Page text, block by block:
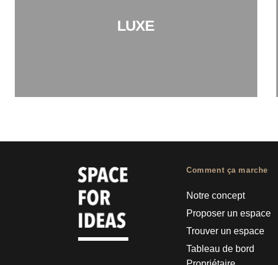
LUXE
Comment ça marche
Notre concept
Proposer un espace
Trouver un espace
Tableau de bord